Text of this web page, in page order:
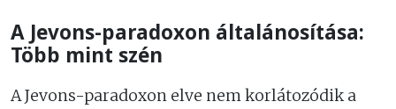
A Jevons-paradoxon általánosítása:
Több mint szén
A Jevons-paradoxon elve nem korlátozódik a